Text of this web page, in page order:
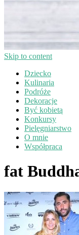
Skip to content
Dziecko
Kulinaria
Podróże
Dekoracje
Być kobietą
Konkursy
Pielęgniarstwo
O mnie
Współpraca
fat